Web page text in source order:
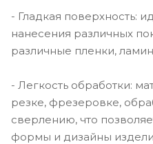
- Гладкая поверхность:
нанесения различных
различные пленки,
- Легкость обработки:
резке, фрезеровке,
сверлению, что
формы и дизайны